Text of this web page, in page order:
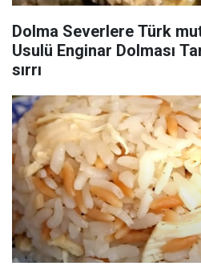
Dolma Severlere Türk
Usulü Enginar Dolması
sırrı